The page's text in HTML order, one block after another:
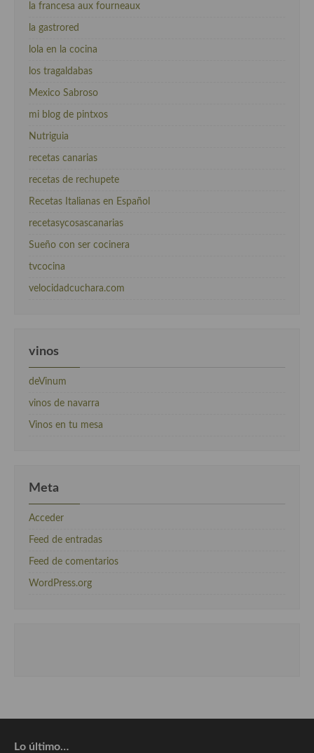
la francesa aux fourneaux
la gastrored
lola en la cocina
los tragaldabas
Mexico Sabroso
mi blog de pintxos
Nutriguia
recetas canarias
recetas de rechupete
Recetas Italianas en Español
recetasycosascanarias
Sueño con ser cocinera
tvcocina
velocidadcuchara.com
vinos
deVinum
vinos de navarra
Vinos en tu mesa
Meta
Acceder
Feed de entradas
Feed de comentarios
WordPress.org
Lo último…